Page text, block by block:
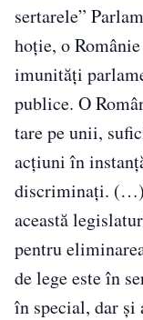
sertarele”
hoţie, o
imunităţi
publice. O
tare pe unii,
acţiuni în
discriminaţi. (…)
această
pentru
de lege este în
în special, dar şi